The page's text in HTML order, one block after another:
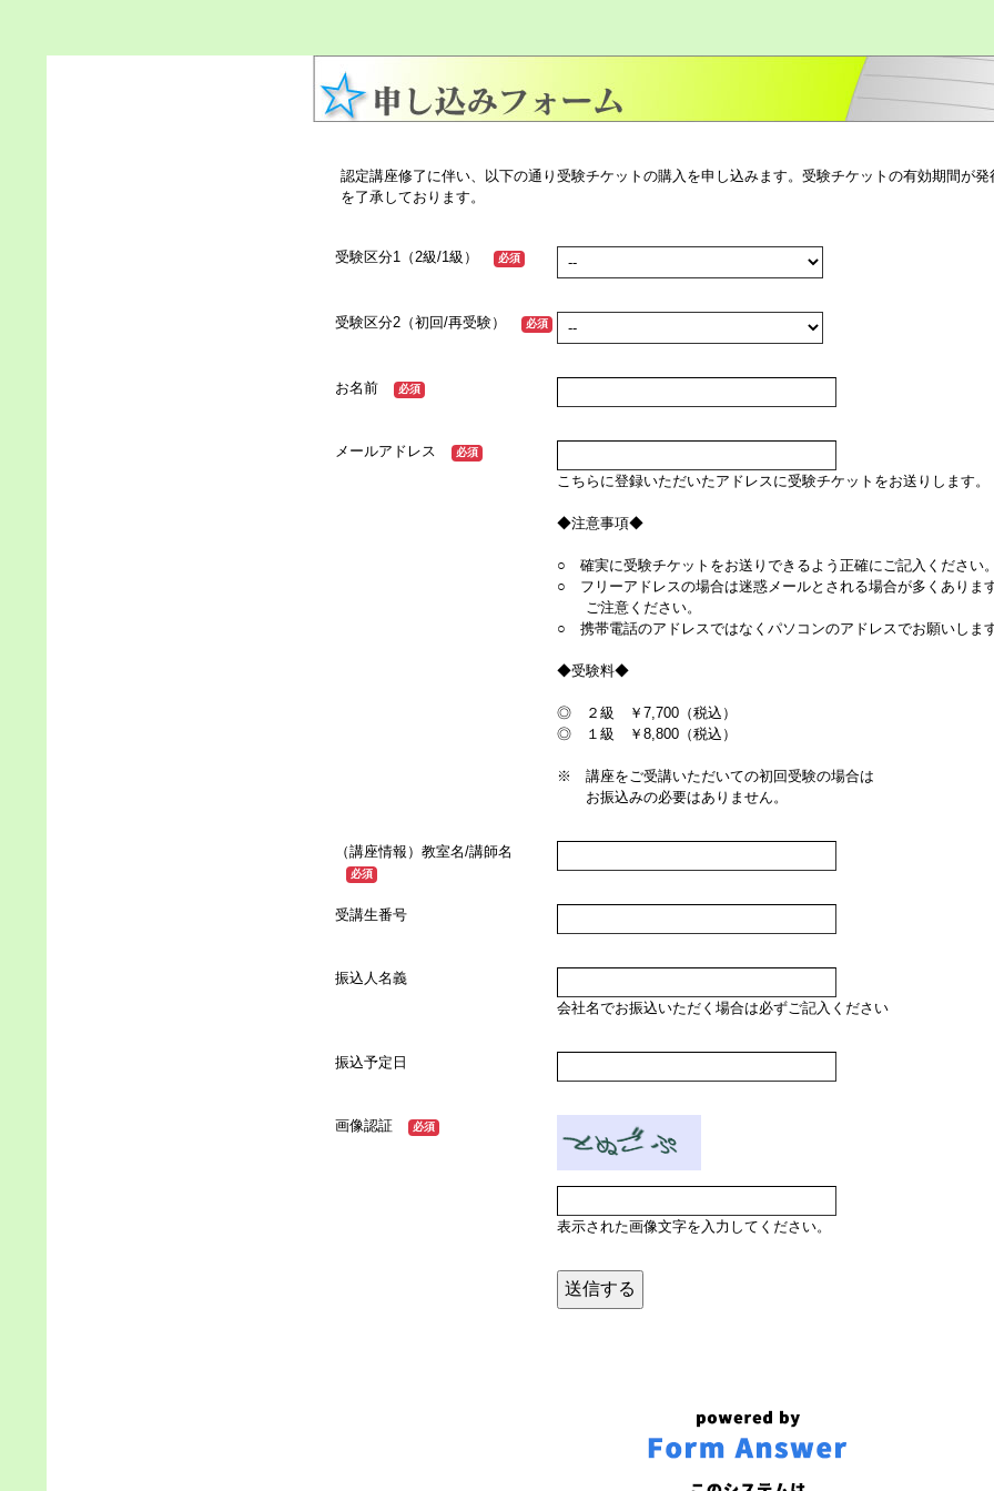
認定講座修了に伴い、以下の通り受験チケットの購入を申し込みます。受験チケットの有効期間が発
を了承しております。
受験区分1（2級/1級） 必須
受験区分2（初回/再受験） 必須
お名前 必須
メールアドレス 必須
こちらに登録いただいたアドレスに受験チケットをお送りします。
◆注意事項◆
○ 確実に受験チケットをお送りできるよう正確にご記入ください。
○ フリーアドレスの場合は迷惑メールとされる場合が多くあります
ご注意ください。
○ 携帯電話のアドレスではなくパソコンのアドレスでお願いします
◆受験料◆
◎ ２級 ￥7,700（税込）
◎ １級 ￥8,800（税込）
※ 講座をご受講いただいての初回受験の場合は
お振込みの必要はありません。
（講座情報）教室名/講師名
必須
受講生番号
振込人名義
会社名でお振込いただく場合は必ずご記入ください
振込予定日
画像認証 必須
表示された画像文字を入力してください。